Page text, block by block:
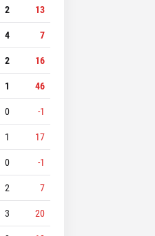
2
13
4
7
2
16
1
46
0
-1
1
17
0
-1
2
7
3
20